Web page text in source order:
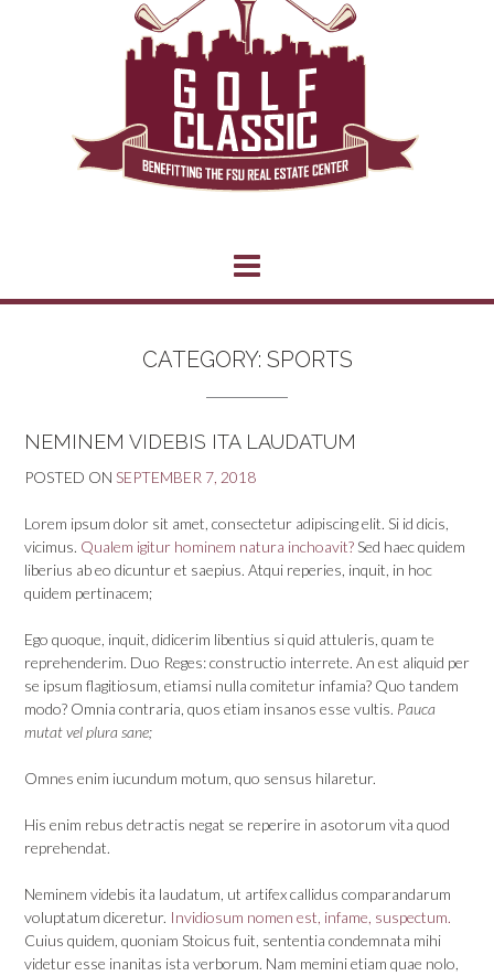
CATEGORY: SPORTS
NEMINEM VIDEBIS ITA LAUDATUM
POSTED ON SEPTEMBER 7, 2018
Lorem ipsum dolor sit amet, consectetur adipiscing elit. Si id dicis,
vicimus. Qualem igitur hominem natura inchoavit?Sed haec quidem
liberius ab eo dicuntur et saepius. Atqui reperies, inquit, in hoc
quidem pertinacem;
Ego quoque, inquit, didicerim libentius si quid attuleris, quam te
reprehenderim. Duo Reges: constructio interrete. An est aliquid per
se ipsum flagitiosum, etiamsi nulla comitetur infamia? Quo tandem
modo? Omnia contraria, quos etiam insanos esse vultis. Pauca
mutat vel plura sane;
Omnes enim iucundum motum, quo sensus hilaretur.
His enim rebus detractis negat se reperire in asotorum vita quod
reprehendat.
Neminem videbis ita laudatum, ut artifex callidus comparandarum
voluptatum diceretur. Invidiosum nomen est, infame, suspectum.
Cuius quidem, quoniam Stoicus fuit, sententia condemnata mihi
videtur esse inanitas ista verborum. Nam memini etiam quae nolo,